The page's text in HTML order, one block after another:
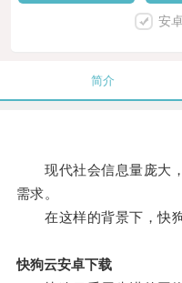
安
简介
现代社会信息量庞大，
需求。
在这样的背景下，快狗
快狗云安卓下载